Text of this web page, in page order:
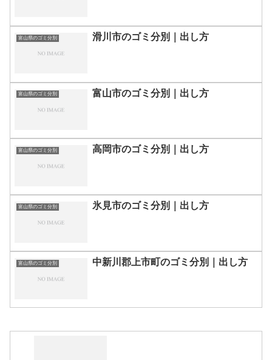
富山県のゴミ分別 滑川市のゴミ分別｜出し方
富山県のゴミ分別 富山市のゴミ分別｜出し方
富山県のゴミ分別 高岡市のゴミ分別｜出し方
富山県のゴミ分別 氷見市のゴミ分別｜出し方
富山県のゴミ分別 中新川郡上市町のゴミ分別｜出し方